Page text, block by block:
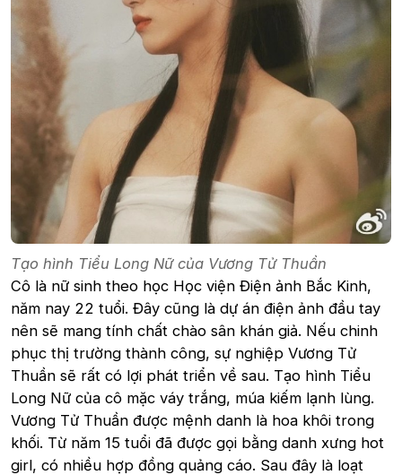
Tạo hình Tiểu Long Nữ của Vương Tử Thuần
Cô là nữ sinh theo học Học viện Điện ảnh Bắc Kinh,
năm nay 22 tuổi. Đây cũng là dự án điện ảnh đầu tay
nên sẽ mang tính chất chào sân khán giả. Nếu chinh
phục thị trường thành công, sự nghiệp Vương Tử
Thuần sẽ rất có lợi phát triển về sau. Tạo hình Tiểu
Long Nữ của cô mặc váy trắng, múa kiếm lạnh lùng.
Vương Tử Thuần được mệnh danh là hoa khôi trong
khối. Từ năm 15 tuổi đã được gọi bằng danh xưng hot
girl, có nhiều hợp đồng quảng cáo. Sau đây là loạt